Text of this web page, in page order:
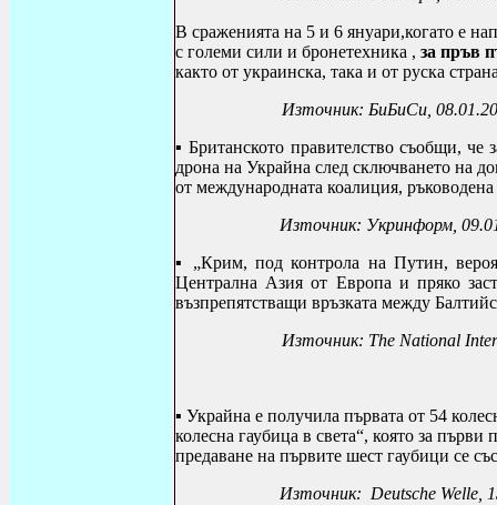
В сраженията на 5 и 6 януари,когато е
с големи сили и бронетехника , за пръв
както от украинска, така и от руска
Източник: БиБиСи,
▪Британското правителство съобщи,
дрона на Украйна след сключването на
от международната коалиция,
Източник: Укринформ,
▪ „Крим, под контрола на Путин,
Централна Азия от Европа и пряко
възпрепятстващи връзката между
Източник: The National
▪ Украйна е получила първата от 54
колесна гаубица в света“, която за
предаване на първите шест гаубици се
Източник: Deutsche Welle,